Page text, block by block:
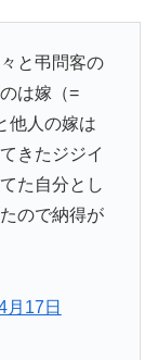
と弔問客の
は嫁（=
他人の嫁は
きたジジイ
た自分とし
ので納得が
月17日